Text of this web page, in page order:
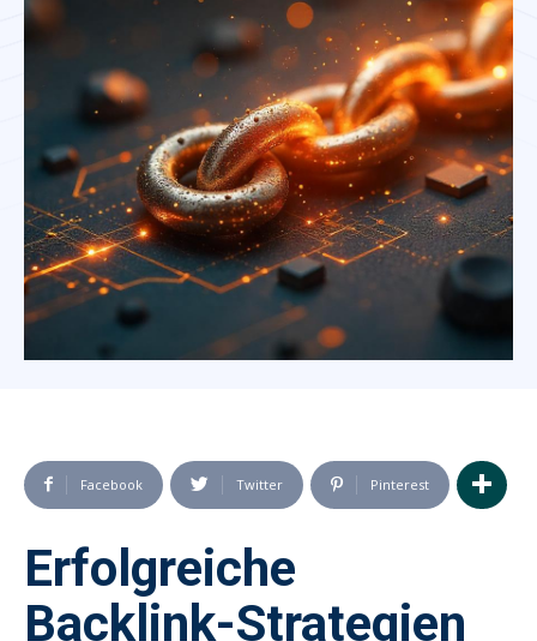
Facebook Twitter Pinterest
Erfolgreiche
Backlink-Strategien